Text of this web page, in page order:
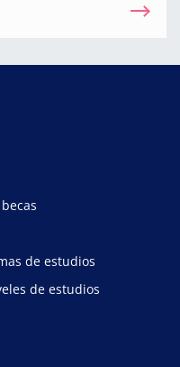
de estudios
de estudios